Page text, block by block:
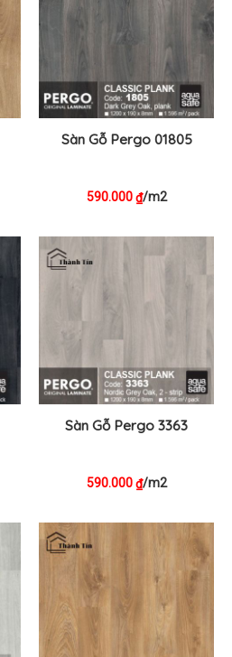
Sàn Gỗ Pergo 01805
590.000₫/m2
Sàn Gỗ Pergo 3363
590.000₫/m2